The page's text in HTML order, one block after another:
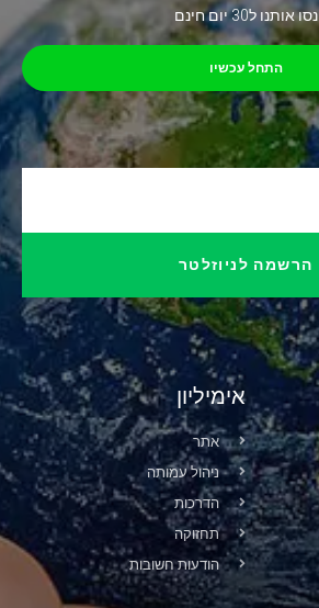
נסו אותנו ל30 יום חינם
התחל עכשיו
הרשמה לניוזלטר
אימיליון
אתר
ניהול עמותה
הדרכות
תחזוקה
הודעות חשובות